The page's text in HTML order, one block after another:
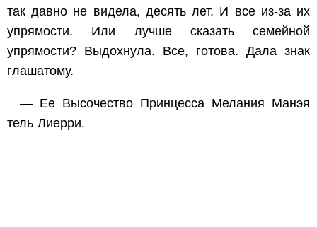
так давно не видела, десять лет. И все из-за их
упрямости. Или лучше сказать семейной
упрямости? Выдохнула. Все, готова. Дала знак
глашатому.
— Ее Высочество Принцесса Мелания Манэя
тель Лиерри.